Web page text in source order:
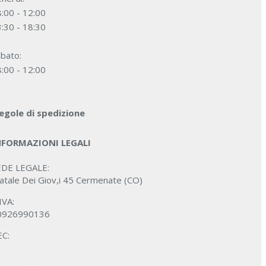
- 12:00
- 18:30
- 12:00
di spedizione
LEGALI
LEGALE:
Dei Giov,i 45 Cermenate (CO)